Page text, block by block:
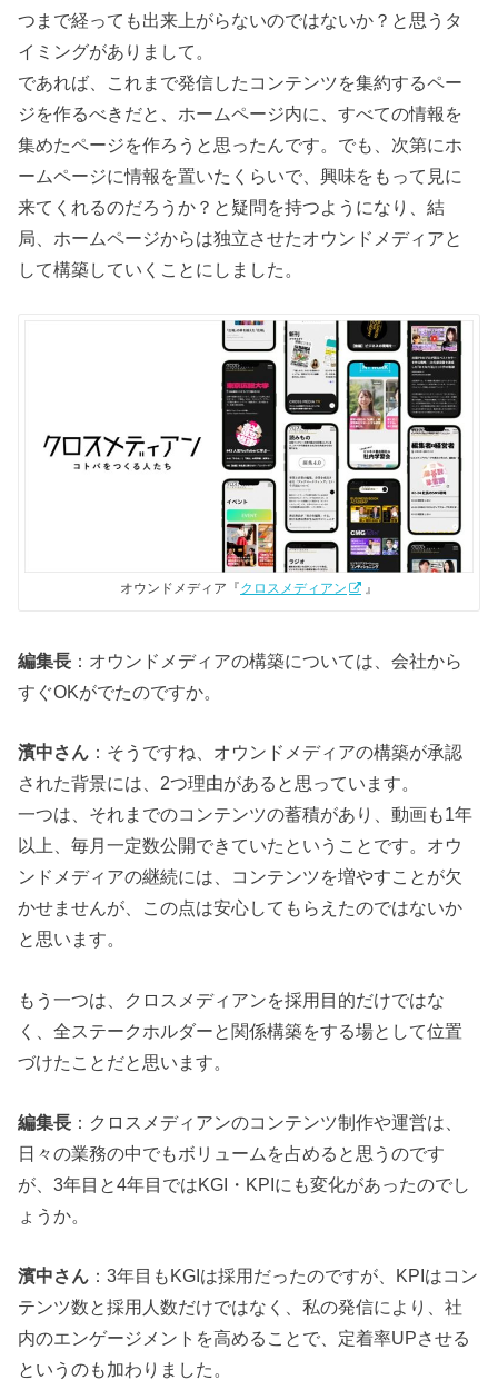
つまで経っても出来上がらないのではないか？と思うタ
イミングがありまして。
であれば、これまで発信したコンテンツを集約するペー
ジを作るべきだと、ホームページ内に、すべての情報を
集めたページを作ろうと思ったんです。でも、次第にホ
ームページに情報を置いたくらいで、興味をもって見に
来てくれるのだろうか？と疑問を持つようになり、結
局、ホームページからは独立させたオウンドメディアと
して構築していくことにしました。
オウンドメディア『クロスメディアン 』
編集長 ：オウンドメディアの構築については、会社から
すぐOKがでたのですか。
濱中さん ：そうですね、オウンドメディアの構築が承認
された背景には、2つ理由があると思っています。
一つは、それまでのコンテンツの蓄積があり、動画も1年
以上、毎月一定数公開できていたということです。オウ
ンドメディアの継続には、コンテンツを増やすことが欠
かせませんが、この点は安心してもらえたのではないか
と思います。
もう一つは、クロスメディアンを採用目的だけではな
く、全ステークホルダーと関係構築をする場として位置
づけたことだと思います。
編集長 ：クロスメディアンのコンテンツ制作や運営は、
日々の業務の中でもボリュームを占めると思うのです
が、3年目と4年目ではKGI・KPIにも変化があったのでし
ょうか。
濱中さん ：3年目もKGIは採用だったのですが、KPIはコン
テンツ数と採用人数だけではなく、私の発信により、社
内のエンゲージメントを高めることで、定着率UPさせる
というのも加わりました。